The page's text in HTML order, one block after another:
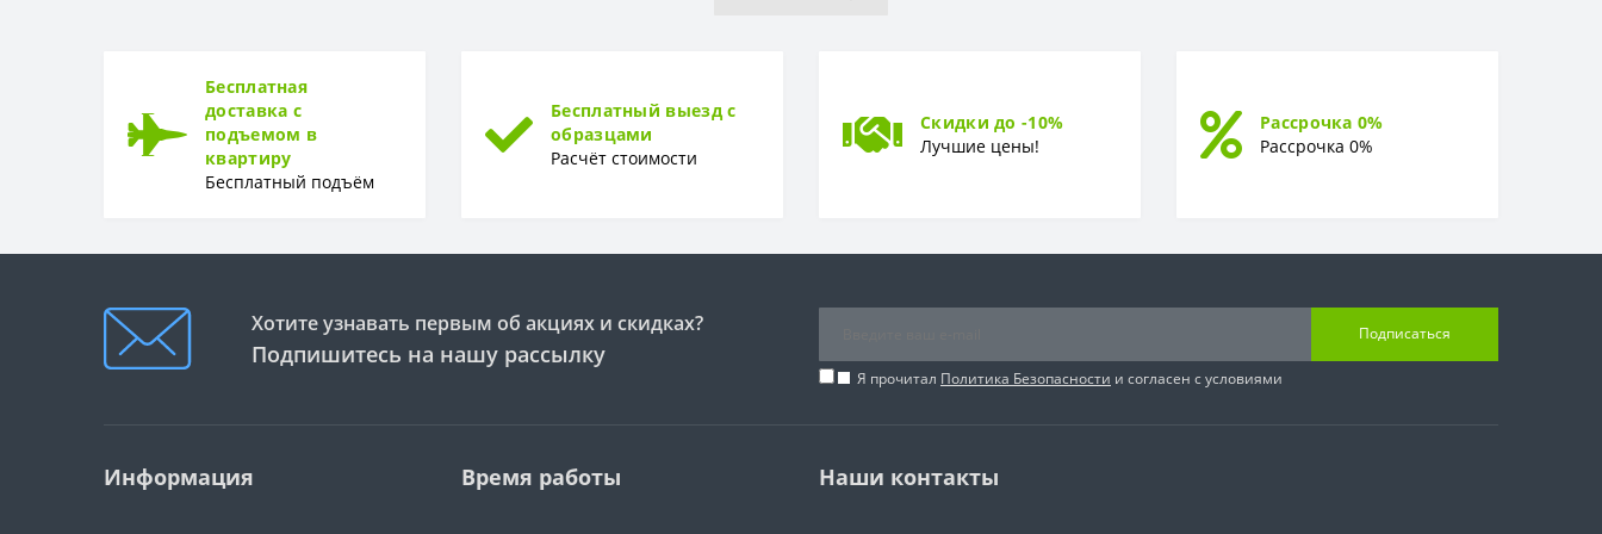
Бесплатная
доставка с
подъемом в
квартиру
Бесплатный подъём
Бесплатный выезд с
образцами
Расчёт стоимости
Скидки до -10%
Лучшие цены!
Рассрочка 0%
Рассрочка 0%
Хотите узнавать первым об акциях и скидках?
Подпишитесь на нашу рассылку
Подписаться
Я прочитал Политика Безопасности и согласен с условиями
Информация Время работы Наши контакты